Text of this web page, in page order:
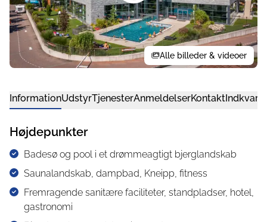
Alle billeder & videoer
InformationUdstyrTjenesterAnmeldelserKontakt
Højdepunkter
Badesø og pool i et drømmeagtigt bjerglandskab
Saunalandskab, dampbad, Kneipp, fitness
Fremragende sanitære faciliteter, standpladser, hotel,
gastronomi